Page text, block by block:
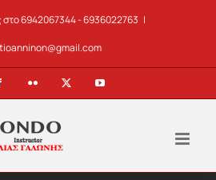
6942067344 - 6936022763 |
FacebookFlickr YouTube